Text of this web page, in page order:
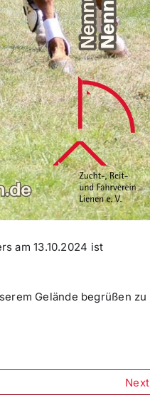
am 13.10.2024 ist
Gelände begrüßen zu
Next